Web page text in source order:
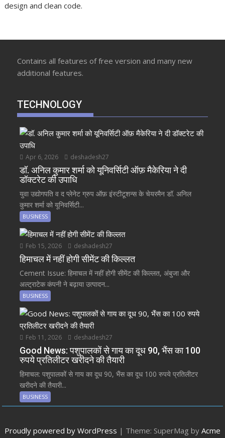
design and clean code.
Contains all features of free version and many new
additional features.
TECHNOLOGY
Apr 6, 2026 deshadesh27
डॉ. अनिल कुमार शर्मा को यूनिवर्सिटी ऑफ़ मैकेरिया ने दी
डॉक्टरेट की उपाधि
युवा उद्योगपति व द प्लेनेट ग्रुप ऑफ़ इंस्टीटूशन्स के चेयरमैन डॉ. अनिल
कुमार शर्मा को यूनिवर्सिटी...
BUSINESS
Feb 15, 2026 deshadesh27
हिमाचल में नहीं होगी सीमेंट की किल्लत
Cement Issue: हिमाचल में नहीं होगी सीमेंट की किल्लत, अंबुजा और
अल्ट्राटेक कंपनी ने बढ़ाया उत्पादन...
BUSINESS
Feb 11, 2026 deshadesh27
Good News: पशुपालकों से गाय का दूध 90, भैंस का 100
रुपये प्रतिलीटर खरीदने की तैयारी
हिमाचल: पशुपालकों से गाय का दूध 90, भैंस का दूध 100 रुपये प्रतिलीटर
खरीदने की तैयारी...
BUSINESS
Proudly powered by WordPress | Theme: SuperMag by Acme